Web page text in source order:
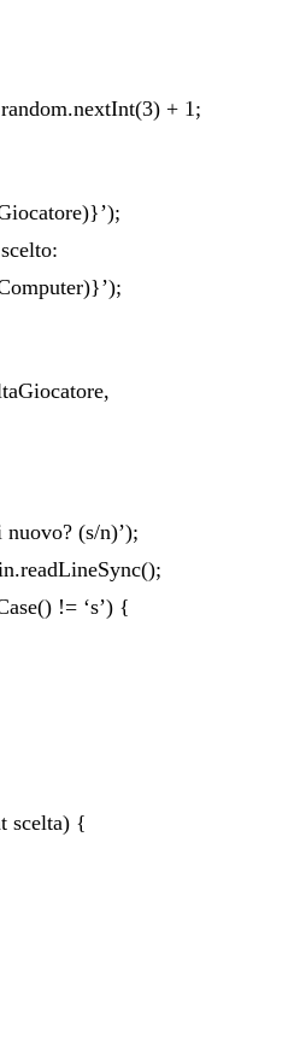
+ 1;
(s/n)’);
!= ‘s’) {
scelta) {